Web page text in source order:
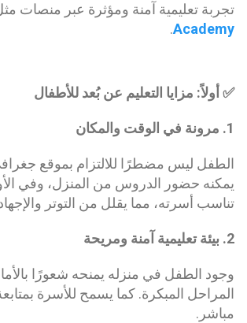
تجربة تعليمية آمنة ومؤثرة عبر منصات
Academy
.
✅ أولاً: مزايا التعليم عن بُعد للأطفال
1. مرونة في الوقت والمكان
الطفل ليس مضطرًا للالتزام بموقع
يمكنه حضور الدروس من المنزل، وفي
تناسب أسرته، مما يقلل من التوتر
2. بيئة تعليمية آمنة ومريحة
وجود الطفل في منزله يمنحه شعورًا
المراحل المبكرة. كما يسمح للأسرة
مباشر.